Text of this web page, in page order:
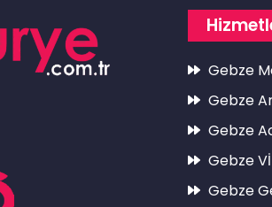
Gebze
Gebze
Gebze
Gebze
Gebze